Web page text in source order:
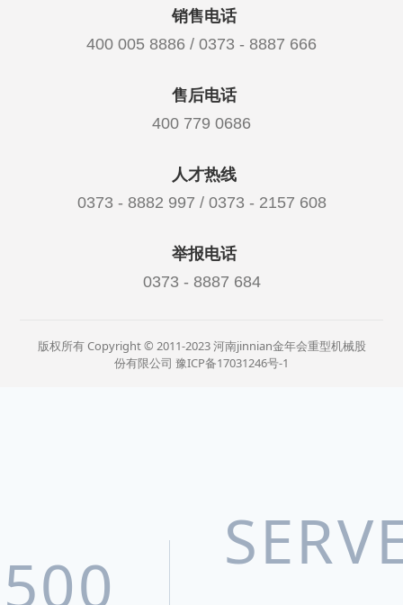
销售电话
400 005 8886 / 0373 - 8887 666
售后电话
400 779 0686
人才热线
0373 - 8882 997 / 0373 - 2157 608
举报电话
0373 - 8887 684
版权所有 Copyright © 2011-2023 河南jinnian金年会重型机械股
份有限公司 豫ICP备17031246号-1
500